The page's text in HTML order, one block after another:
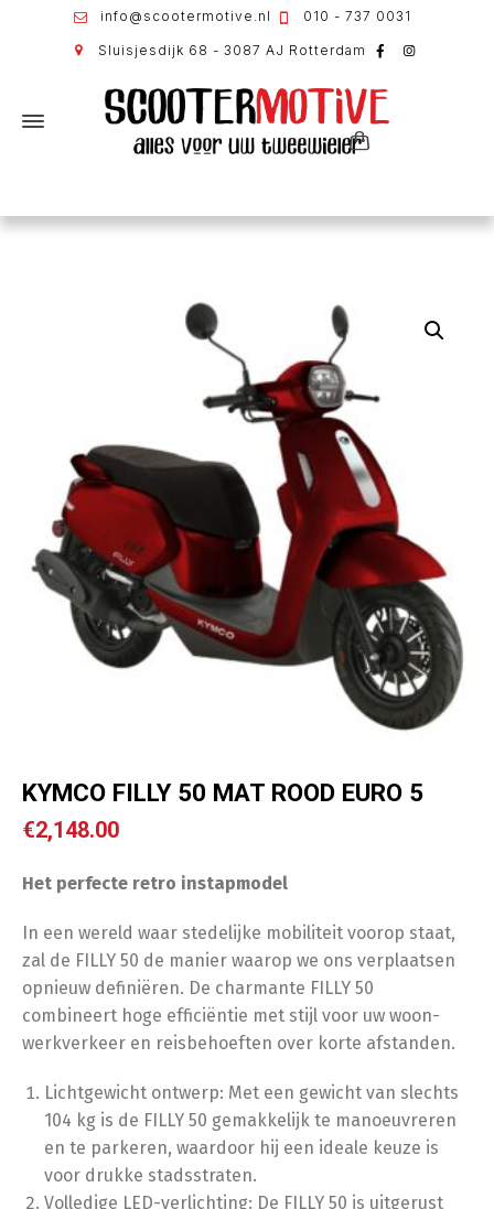
info@scootermotive.nl 010 - 737 0031
Sluisjesdijk 68 - 3087 AJ Rotterdam
KYMCO FILLY 50 MAT ROOD EURO 5
€2,148.00
Het perfecte retro instapmodel
In een wereld waar stedelijke mobiliteit voorop staat,
zal de FILLY 50 de manier waarop we ons verplaatsen
opnieuw definiëren. De charmante FILLY 50
combineert hoge efficiëntie met stijl voor uw woon-
werkverkeer en reisbehoeften over korte afstanden.
Lichtgewicht ontwerp: Met een gewicht van slechts
104 kg is de FILLY 50 gemakkelijk te manoeuvreren
en te parkeren, waardoor hij een ideale keuze is
voor drukke stadsstraten.
Volledige LED-verlichting: De FILLY 50 is uitgerust